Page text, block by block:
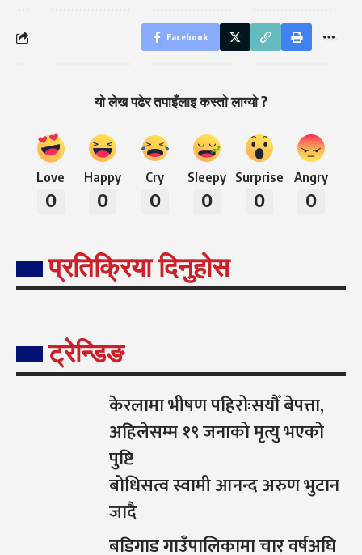
Facebook
यो लेख पढेर तपाइँलाइ कस्तो लाग्यो ?
Love
0
Happy
0
Cry
0
Sleepy
0
Surprise
0
Angry
0
प्रतिक्रिया दिनुहोस
ट्रेन्डिङ
केरलामा भीषण पहिरोःसयौँ बेपत्ता,
अहिलेसम्म १९ जनाको मृत्यु भएको
पुष्टि
बोधिसत्व स्वामी आनन्द अरुण भुटान
जादै
बडिगाड गाउँपालिकामा चार वर्षअघि